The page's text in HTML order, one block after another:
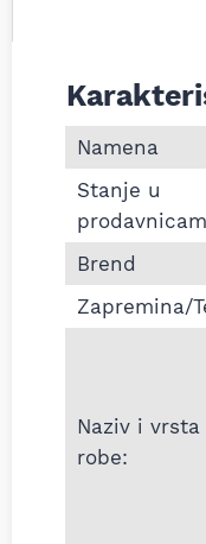
Informacije o
Namena
Stanje u
Brend
Zapremina/
Naziv i vrsta
robe: